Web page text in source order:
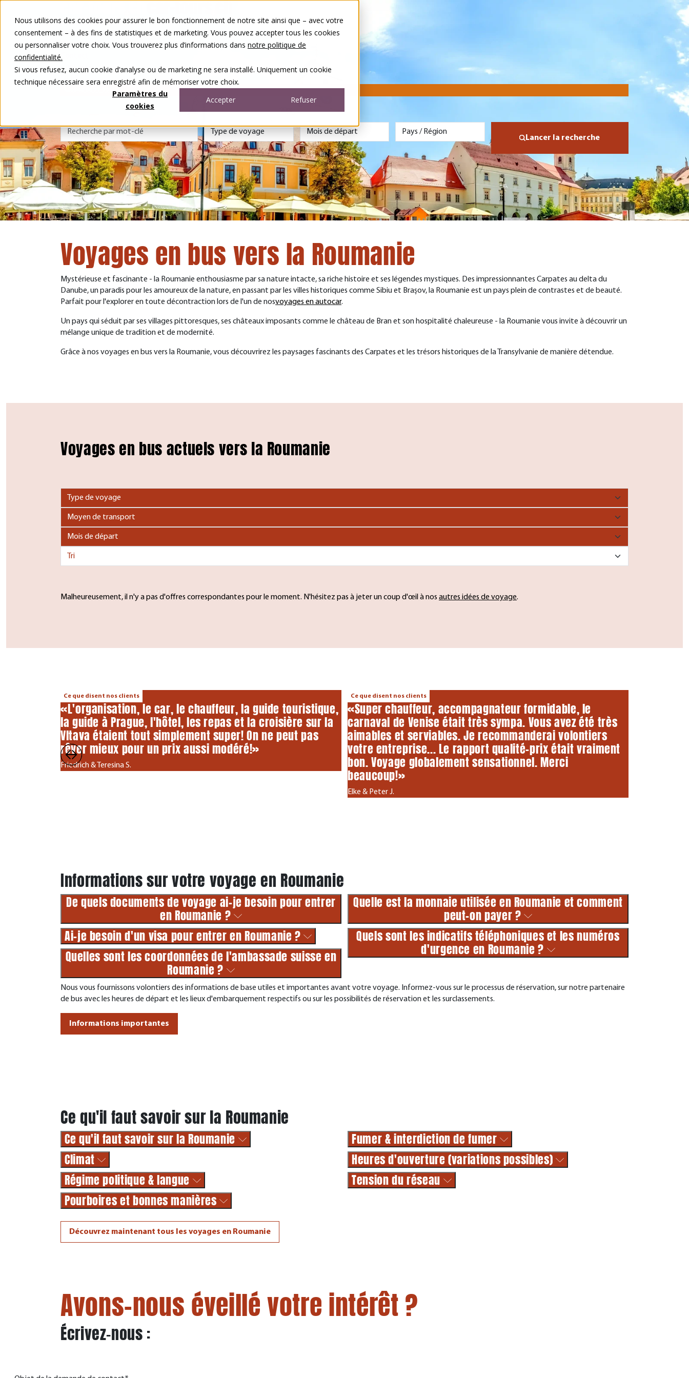
Nous utilisons des cookies pour assurer le bon fonctionnement de notre site ainsi que – avec votre
consentement – à des fins de statistiques et de marketing. Vous pouvez accepter tous les cookies
ou personnaliser votre choix. Vous trouverez plus d’informations dans notre politique de
confidentialité.
Si vous refusez, aucun cookie d’analyse ou de marketing ne sera installé. Uniquement un cookie
technique nécessaire sera enregistré afin de mémoriser votre choix.
Paramètres du
cookies
Accepter Refuser
Nos voyages
Autour du voyage
A notre sujet
Concours
FR
Lancer la recherche
Voyages en bus vers la Roumanie
Mystérieuse et fascinante - la Roumanie enthousiasme par sa nature intacte, sa riche histoire et ses légendes mystiques. Des impressionnantes Carpates au delta du
Danube, un paradis pour les amoureux de la nature, en passant par les villes historiques comme Sibiu et Brașov, la Roumanie est un pays plein de contrastes et de beauté.
Parfait pour l'exploreren toute décontraction lors de l'un de nosvoyages en autocar.
Un pays qui séduit par ses villages pittoresques, ses châteaux imposants comme le château de Bran et son hospitalité chaleureuse - la Roumanie vous invite à découvrir un
mélange unique de tradition et de modernité.
Grâce à nos voyages en bus vers la Roumanie, vous découvrirez les paysages fascinants des Carpates et les trésors historiques de la Transylvanie de manière détendue.
Voyages en bus actuels vers la Roumanie
Malheureusement, il n'y a pas d'offres correspondantes pour le moment. N'hésitez pas à jeter un coup d'œil à nos autres idées de voyage.
Ce que disent nos clients
«L'organisation, le car, le chauffeur, la guide touristique,
la guide à Prague, l'hôtel, les repas et la croisière sur la
Vltava étaient tout simplement super! On ne peut pas
rêver mieux pour un prix aussi modéré!»
Friedrich & Teresina S.
Ce que disent nos clients
«Super chauffeur, accompagnateur formidable, le
carnaval de Venise était très sympa. Vous avez été très
aimables et serviables. Je recommanderai volontiers
votre entreprise... Le rapport qualité-prix était vraiment
bon. Voyage globalement sensationnel. Merci
beaucoup!»
Elke & Peter J.
Informations sur votre voyage en Roumanie
De quels documents de voyage ai-je besoin pour entrer
en Roumanie ?
Ai-je besoin d'un visa pour entrer en Roumanie ?
Quelles sont les coordonnées de l'ambassade suisse en
Roumanie ?
Quelle est la monnaie utilisée en Roumanie et comment
peut-on payer ?
Quels sont les indicatifs téléphoniques et les numéros
d'urgence en Roumanie ?
Nous vous fournissons volontiers des informations de base utiles et importantes avant votre voyage. Informez-vous sur le processus de réservation, sur notre partenaire
de bus avec les heures de départ et les lieux d'embarquement respectifs ou sur les possibilités de réservation et les surclassements.
Informations importantes
Ce qu'il faut savoir sur la Roumanie
Ce qu'il faut savoir sur la Roumanie
Climat
Régime politique & langue
Pourboires et bonnes manières
Fumer & interdiction de fumer
Heures d'ouverture (variations possibles)
Tension du réseau
Découvrez maintenant tous les voyages en Roumanie
Avons-nous éveillé votre intérêt ?
Écrivez-nous :